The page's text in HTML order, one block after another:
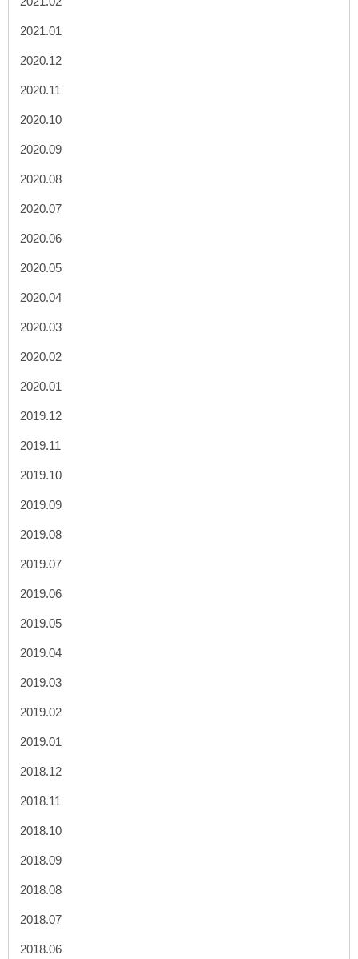
2021.01
2020.12
2020.11
2020.10
2020.09
2020.08
2020.07
2020.06
2020.05
2020.04
2020.03
2020.02
2020.01
2019.12
2019.11
2019.10
2019.09
2019.08
2019.07
2019.06
2019.05
2019.04
2019.03
2019.02
2019.01
2018.12
2018.11
2018.10
2018.09
2018.08
2018.07
2018.06